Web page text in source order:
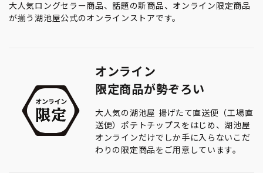
大人気ロングセラー商品、話題の新商品、オンライン限定商品
が揃う湖池屋公式のオンラインストアです。
オンライン
限定商品が勢ぞろい
大人気の湖池屋 揚げたて直送便（工場直
送便）ポテトチップスをはじめ、湖池屋
オンラインだけでしか手に入らないこだ
わりの限定商品をご用意しています。